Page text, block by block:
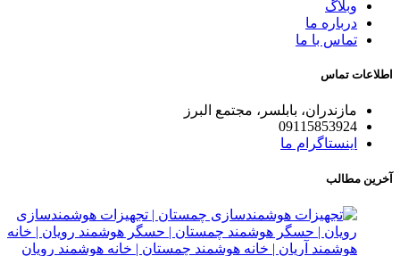
وبلاگ
درباره ما
تماس با ما
اطلاعات تماس
مازندران، بابلسر، مجتمع البرز
09115853924
اینستاگرام ما
آخرین مطالب